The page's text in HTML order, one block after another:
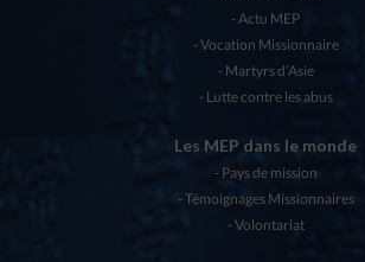
Actu MEP
Vocation Missionnaire
Martyrs d’Asie
Lutte contre les abus
Les MEP dans le monde
Pays de mission
Témoignages Missionnaires
Volontariat